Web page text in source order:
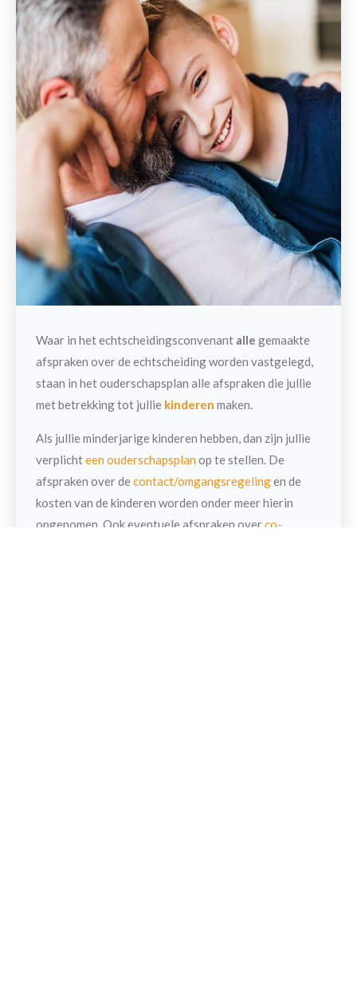
Waar in het echtscheidingsconvenant alle gemaakte
afspraken over de echtscheiding worden vastgelegd,
staan in het ouderschapsplan alle afspraken die jullie
met betrekking tot jullie kinderen maken.
Als jullie minderjarige kinderen hebben, dan zijn jullie
verplichteen ouderschapsplan op te stellen. De
afspraken over decontact/omgangsregelingen de
kosten van de kinderen worden onder meer hierin
opgenomen. Ook eventuele afspraken overco-
Maak een afspraak